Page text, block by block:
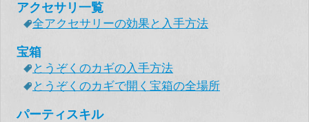
アクセサリ一覧
全アクセサリーの効果と入手方法
宝箱
とうぞくのカギの入手方法
とうぞくのカギで開く宝箱の全場所
パーティスキル